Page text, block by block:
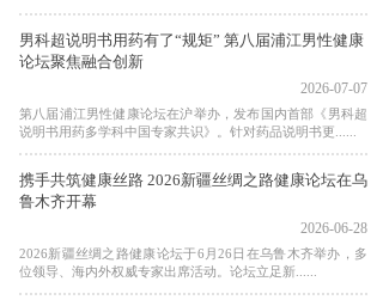
男科超说明书用药有了“规矩” 第八届浦江男性健康
论坛聚焦融合创新
2026-07-07
第八届浦江男性健康论坛在沪举办，发布国内首部《男科超
说明书用药多学科中国专家共识》。针对药品说明书更......
携手共筑健康丝路 2026新疆丝绸之路健康论坛在乌
鲁木齐开幕
2026-06-28
2026新疆丝绸之路健康论坛于6月26日在乌鲁木齐举办，多
位领导、海内外权威专家出席活动。论坛立足新......